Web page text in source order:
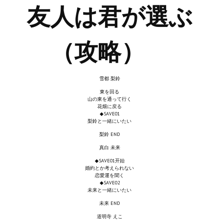
Работы Alexandra10
Kitana HGEC
Apella CBBE SSE BodySlide (with Physics)
Kitana CBBE SSE BodySlide (with Physics)
SB Corset Armor CBBE SSE BodySlide (with Physics)
Wedding Wear CBBE SSE BodySlide (with Physics)
友人は君が選ぶ
（攻略）
雪都 梨鈴
東を回る
山の東を通って行く
花畑に戻る
◆SAVE01
梨鈴と一緒にいたい
梨鈴 END
真白 未来
◆SAVE01开始
婚約とか考えられない
恋愛運を聞く
◆SAVE02
未来と一緒にいたい
未来 END
道明寺 えこ